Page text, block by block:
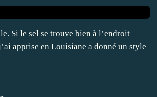
Si le sel se trouve bien à l’endroit
apprise en Louisiane a donné un style